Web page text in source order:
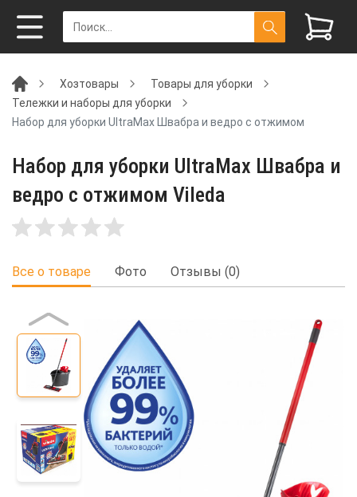
Хозтовары
Товары для уборки
Тележки и наборы для уборки
Набор для уборки UltraMax Швабра и ведро с отжимом
Набор для уборки UltraMax Швабра и
ведро с отжимом Vileda
Все о товаре Фото Отзывы (0)